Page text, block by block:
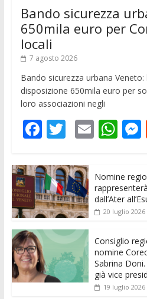
Bando sicurezza
650mila euro per
locali
7 agosto 2026
Bando sicurezza urbana
disposizione 650mila euro per
loro associazioni negli
F
e
b
o
o
k
T
itt
er
E
l
W
s
A
p
p
Nomine
dall’Ater
20 luglio 2026
Consiglio
nomine
Sabrina
già vice
19 luglio 2026